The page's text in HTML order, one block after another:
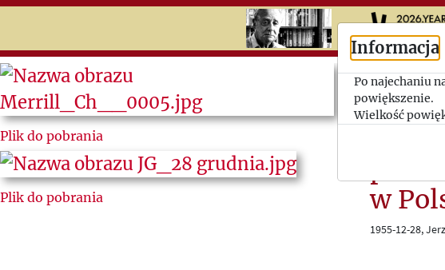
Search
Єжи
Ґедройць
Люди
«Культури»
Plik do pobrania
Plik do pobrania
w
1955-12-28,
Informacja
Po najechaniu
powiększenie.
Wielkość